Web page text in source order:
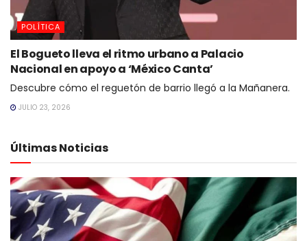
POLÍTICA
El Bogueto lleva el ritmo urbano a Palacio
Nacional en apoyo a ‘México Canta’
Descubre cómo el reguetón de barrio llegó a la Mañanera.
JULIO 23, 2026
Últimas Noticias